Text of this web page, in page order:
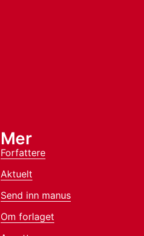
Mer
Forfattere
Aktuelt
Send inn manus
Om forlaget